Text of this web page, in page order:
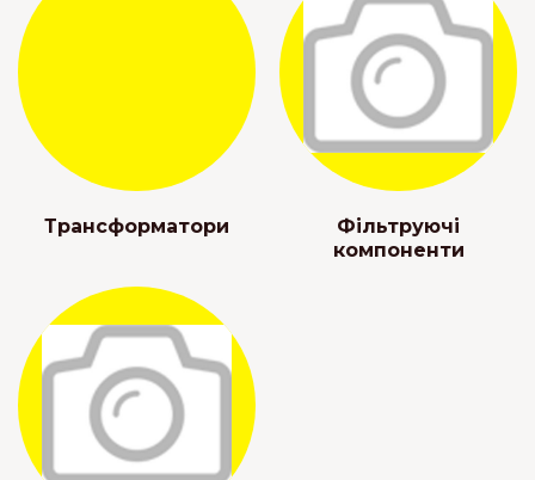
Трансформатори
Фільтруючі
компоненти